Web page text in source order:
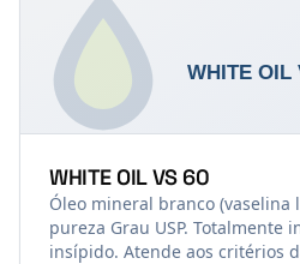
WHITE OIL VS 60
Óleo mineral branco (vaselina
pureza Grau USP. Totalmente
insípido. Atende aos critérios